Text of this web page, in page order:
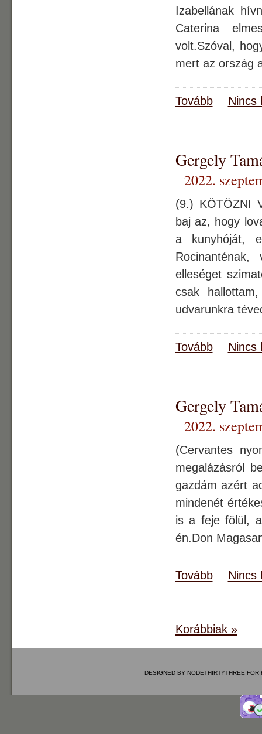
Izabellának
Caterina
volt.Szóval,
mert az ország
Tovább Nincs
Gergely
2022.
(9.) KÖTÖZNI
baj az, hogy
a kunyhóját,
elleséget
csak
udvarunkra
Tovább Nincs
Gergely
2022.
(Cervantes
megalázásról
gazdám azért
mindenét
is a feje fölül,
én.Don
Tovább Nincs
Korábbiak »
DESIGNED BY NODETHIRTYTHREE FOR